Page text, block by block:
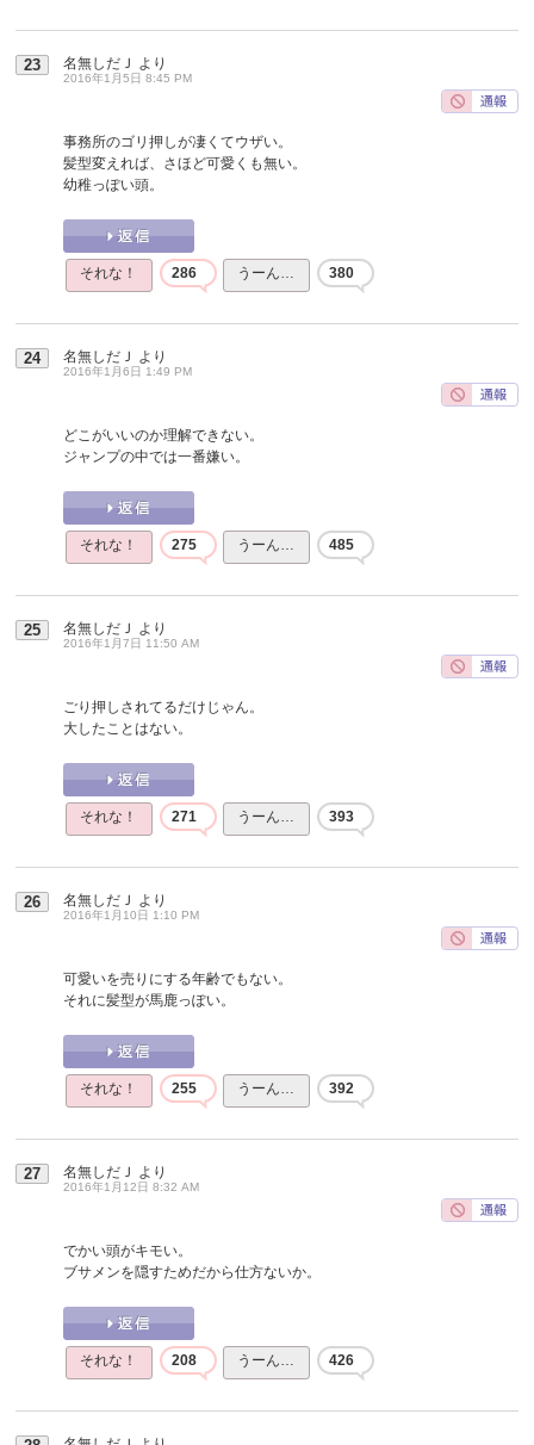
23 名無しだＪ より
2016年1月5日 8:45 PM
事務所のゴリ押しが凄くてウザい。
髪型変えれば、さほど可愛くも無い。
幼稚っぽい頭。
それな！ 286 うーん… 380
24 名無しだＪ より
2016年1月6日 1:49 PM
どこがいいのか理解できない。
ジャンプの中では一番嫌い。
それな！ 275 うーん… 485
25 名無しだＪ より
2016年1月7日 11:50 AM
ごり押しされてるだけじゃん。
大したことはない。
それな！ 271 うーん… 393
26 名無しだＪ より
2016年1月10日 1:10 PM
可愛いを売りにする年齢でもない。
それに髪型が馬鹿っぽい。
それな！ 255 うーん… 392
27 名無しだＪ より
2016年1月12日 8:32 AM
でかい頭がキモい。
ブサメンを隠すためだから仕方ないか。
それな！ 208 うーん… 426